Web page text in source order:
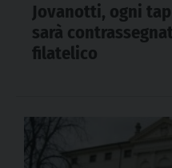
Jovanotti, ogni
sarà
filatelico